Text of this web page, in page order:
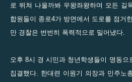
로 뛰쳐 나올까봐 우왕좌왕하며 모든 길
합원들이 종로4가 방면에서 도로를 점거
만 경찰은 번번히 폭력적으로 밀어냈다.
오후 8시 경 시민과 청년학생들이 명동으
집결했다. 한대련 이원기 의장과 민주노